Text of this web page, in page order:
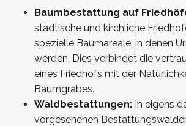
Baumbestattung auf
städtische und kirchliche
spezielle Baumareale, in denen
werden. Dies verbindet die
eines Friedhofs mit der
Baumgrabes.
Waldbestattungen: In eigens
vorgesehenen